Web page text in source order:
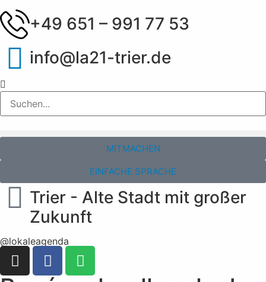
+49 651 – 991 77 53
info@la21-trier.de
MITMACHEN
EINFACHE SPRACHE
Trier - Alte Stadt mit großer
Zukunft
@lokaleagenda